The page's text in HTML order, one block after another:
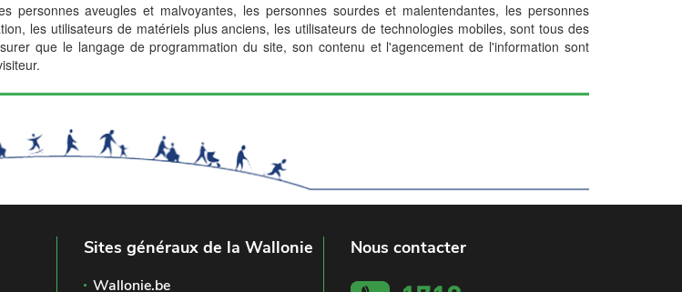
personnes aveugles et malvoyantes, les personnes sourdes et malentendantes, les personnes
les utilisateurs de matériels plus anciens, les utilisateurs de technologies mobiles, sont tous des
que le langage de programmation du site, son contenu et l'agencement de l'information sont
Sites généraux de la Wallonie
Wallonie.be
Nous contacter